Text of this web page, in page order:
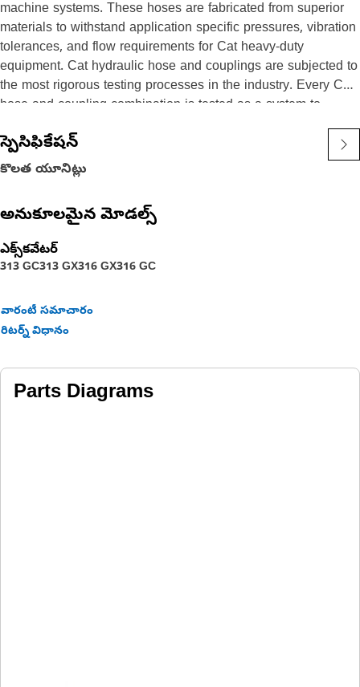
machine systems. These hoses are fabricated from superior
materials to withstand application specific pressures, vibration
tolerances, and flow requirements for Cat heavy-duty
equipment. Cat hydraulic hose and couplings are subjected to
the most rigorous testing processes in the industry. Every Cat
hose and coupling combination is tested as a system to
dependability.
స్పెసిఫికేషన్
కొలత యూనిట్లు
అనుకూలమైన మోడల్స్
ఎక్స్‌కవేటర్
313 GC313 GX316 GX316 GC
వారంటీ సమాచారం
రిటర్న్ విధానం
Parts Diagrams